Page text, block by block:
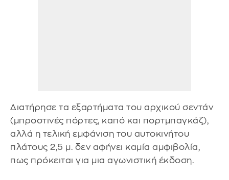
Διατήρησε τα εξαρτήματα του αρχικού σεντάν
(μπροστινές πόρτες, καπό και πορτμπαγκάζ),
αλλά η τελική εμφάνιση του αυτοκινήτου
πλάτους 2,5 μ. δεν αφήνει καμία αμφιβολία,
πως πρόκειται για μια αγωνιστική έκδοση.